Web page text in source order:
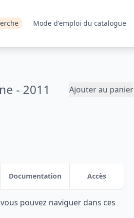
Mode d'emploi du catalogue
- 2011 Ajouter au panier
Documentation Accès
pouvez naviguer dans ces